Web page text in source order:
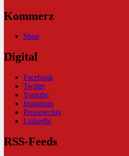
Kommerz
Shop
Digital
Facebook
Twitter
Youtube
Instagram
Pressearchiv
LinkedIn
RSS-Feeds